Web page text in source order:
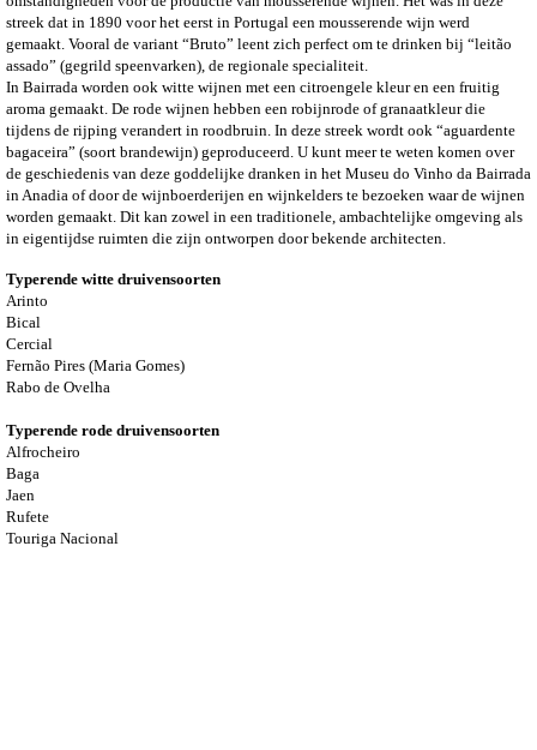
streek dat in 1890 voor het eerst in Portugal een mousserende wijn werd
gemaakt. Vooral de variant “Bruto” leent zich perfect om te drinken bij “leitão
assado” (gegrild speenvarken), de regionale specialiteit.
In Bairrada worden ook witte wijnen met een citroengele kleur en een fruitig
aroma gemaakt. De rode wijnen hebben een robijnrode of granaatkleur die
tijdens de rijping verandert in roodbruin. In deze streek wordt ook “aguardente
bagaceira” (soort brandewijn) geproduceerd. U kunt meer te weten komen over
de geschiedenis van deze goddelijke dranken in het Museu do Vinho da Bairrada
in Anadia of door de wijnboerderijen en wijnkelders te bezoeken waar de wijnen
worden gemaakt. Dit kan zowel in een traditionele, ambachtelijke omgeving als
in eigentijdse ruimten die zijn ontworpen door bekende architecten.
Typerende witte druivensoorten
Arinto
Bical
Cercial
Fernão Pires (Maria Gomes)
Rabo de Ovelha
Typerende rode druivensoorten
Alfrocheiro
Baga
Jaen
Rufete
Touriga Nacional